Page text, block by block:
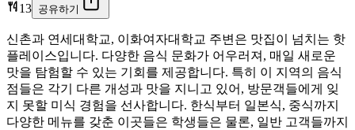
13 공유하기
신촌과 연세대학교, 이화여자대학교 주변은 맛집이 넘치는 핫
플레이스입니다. 다양한 음식 문화가 어우러져, 매일 새로운
맛을 탐험할 수 있는 기회를 제공합니다. 특히 이 지역의 음식
점들은 각기 다른 개성과 맛을 지니고 있어, 방문객들에게 잊
지 못할 미식 경험을 선사합니다. 한식부터 일본식, 중식까지
다양한 메뉴를 갖춘 이곳들은 학생들은 물론, 일반 고객들까지